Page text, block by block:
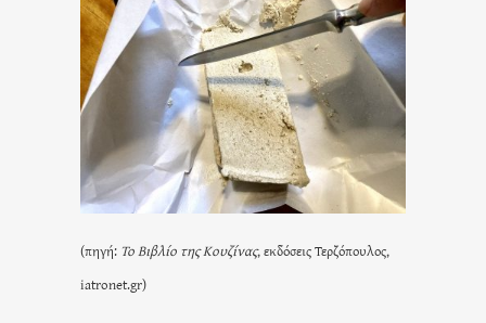
(πηγή: Το Βιβλίο της Κουζίνας, εκδόσεις Τερζόπουλος,
iatronet.gr)